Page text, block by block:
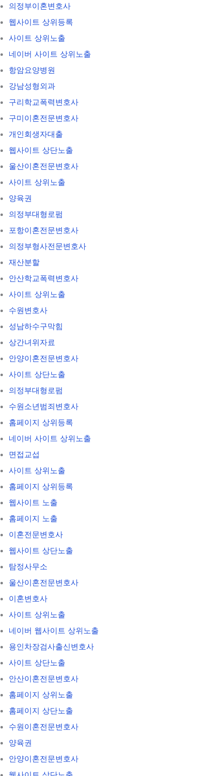
의정부이혼변호사
웹사이트 상위등록
사이트 상위노출
네이버 사이트 상위노출
항암요양병원
강남성형외과
구리학교폭력변호사
구미이혼전문변호사
개인회생자대출
웹사이트 상단노출
울산이혼전문변호사
사이트 상위노출
양육권
의정부대형로펌
포항이혼전문변호사
의정부형사전문변호사
재산분할
안산학교폭력변호사
사이트 상위노출
수원변호사
성남하수구막힘
상간녀위자료
안양이혼전문변호사
사이트 상단노출
의정부대형로펌
수원소년범죄변호사
홈페이지 상위등록
네이버 사이트 상위노출
면접교섭
사이트 상위노출
홈페이지 상위등록
웹사이트 노출
홈페이지 노출
이혼전문변호사
웹사이트 상단노출
탐정사무소
울산이혼전문변호사
이혼변호사
사이트 상위노출
네이버 웹사이트 상위노출
용인차장검사출신변호사
사이트 상단노출
안산이혼전문변호사
홈페이지 상위노출
홈페이지 상단노출
수원이혼전문변호사
양육권
안양이혼전문변호사